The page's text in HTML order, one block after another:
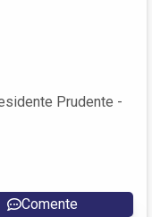
Prudente -
Comente